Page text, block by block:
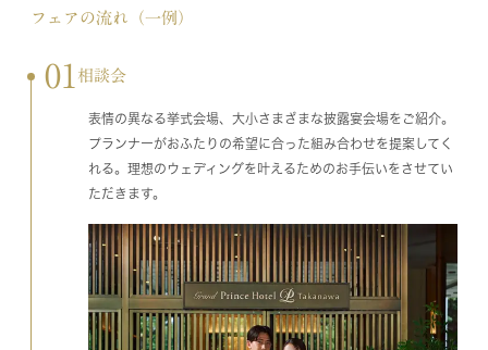
フェアの流れ（一例）
01 相談会
表情の異なる挙式会場、大小さまざまな披露宴会場をご紹介。
プランナーがおふたりの希望に合った組み合わせを提案してく
れる。理想のウェディングを叶えるためのお手伝いをさせてい
ただきます。